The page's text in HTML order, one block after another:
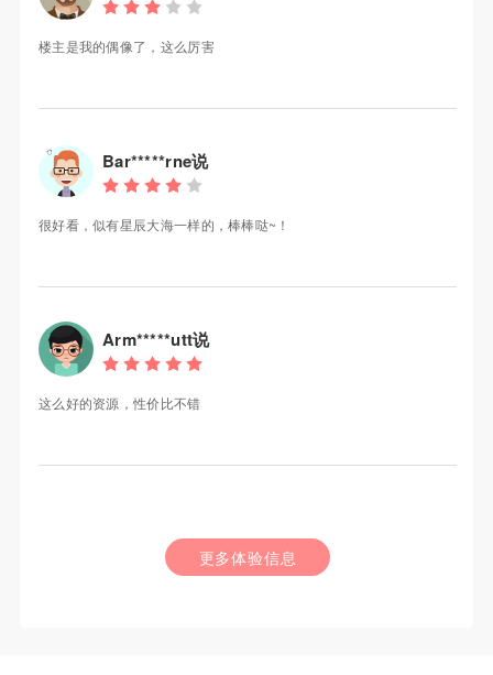
楼主是我的偶像了，这么厉害
Bar*****rne说
很好看，似有星辰大海一样的，棒棒哒~！
Arm*****utt说
这么好的资源，性价比不错
更多体验信息